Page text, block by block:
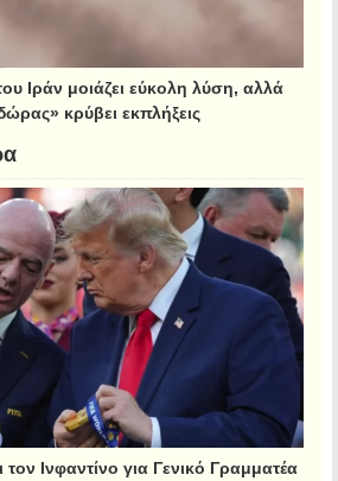
Ιράν μοιάζει εύκολη λύση, αλλά
κρύβει εκπλήξεις
Ινφαντίνο για Γενικό Γραμματέα